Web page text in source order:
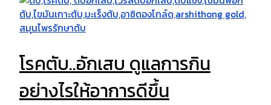
โรคตับ..อักเสบ ดูแลการกิน
อย่างไรให้อาการดีขึ้น